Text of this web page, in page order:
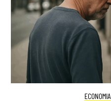
ECONOMIA